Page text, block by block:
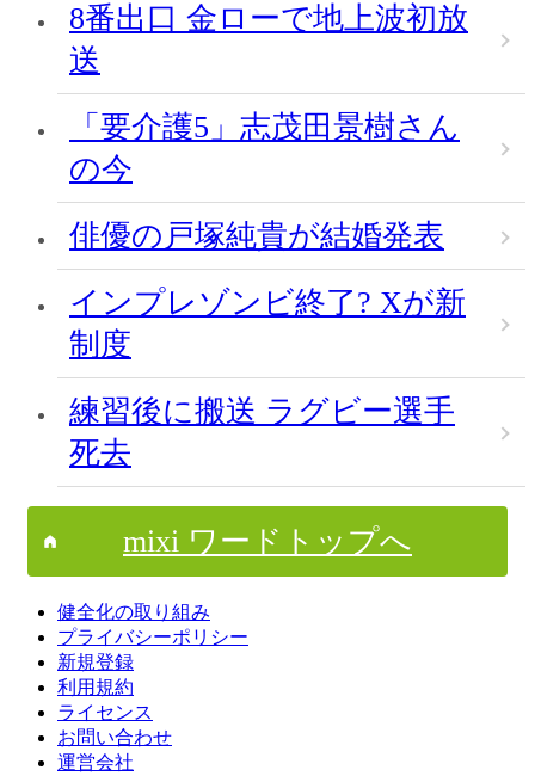
8番出口 金ローで地上波初放
送
「要介護5」志茂田景樹さん
の今
俳優の戸塚純貴が結婚発表
インプレゾンビ終了? Xが新
制度
練習後に搬送 ラグビー選手
死去
mixi ワードトップへ
健全化の取り組み
プライバシーポリシー
新規登録
利用規約
ライセンス
お問い合わせ
運営会社